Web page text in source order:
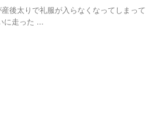
後太りで礼服が入らなくなってしまって
に走った ...